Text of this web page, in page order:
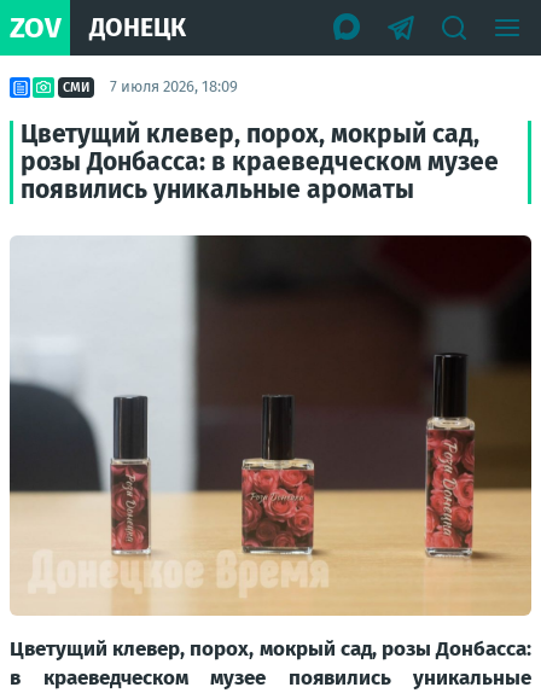
ZOV ДОНЕЦК
СМИ 7 июля 2026, 18:09
Цветущий клевер, порох, мокрый сад,
розы Донбасса: в краеведческом музее
появились уникальные ароматы
Цветущий клевер, порох, мокрый сад, розы Донбасса:
в краеведческом музее появились уникальные